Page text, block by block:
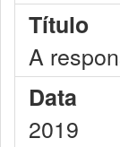
Título
A
Data
2019